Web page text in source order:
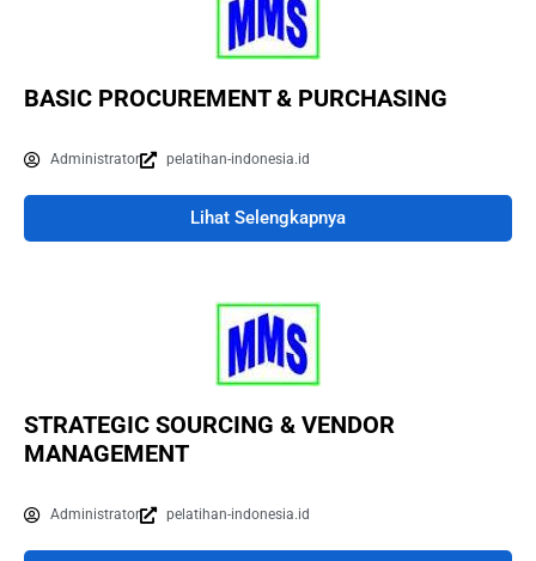
BASIC PROCUREMENT & PURCHASING
Administrator pelatihan-indonesia.id
Lihat Selengkapnya
STRATEGIC SOURCING & VENDOR
MANAGEMENT
Administrator pelatihan-indonesia.id